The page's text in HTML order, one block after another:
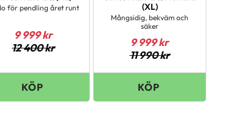
för pendling året runt
9 999kr
12 400kr
(XL)
Mångsidig, bekväm och
säker
9 999kr
11 990kr